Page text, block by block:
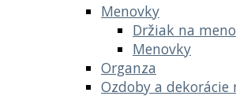
Menovky
Držiak na
Menovky
Organza
Ozdoby a